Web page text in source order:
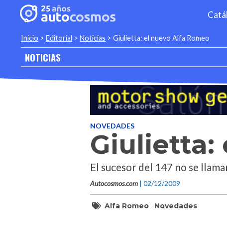
Inicio > Editorial > Noticias > Giulietta: el nuevo Alfa Romeo
NOTICIAS
NOVEDADES
Giulietta:
El sucesor del 147 no se
Autocosmos.com | 02/12/2009
Alfa Romeo Novedades